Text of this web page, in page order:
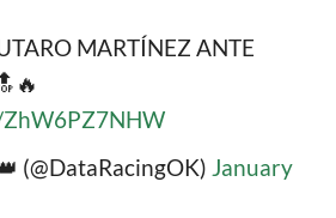
MARTÍNEZ ANTE
(@DataRacingOK) January